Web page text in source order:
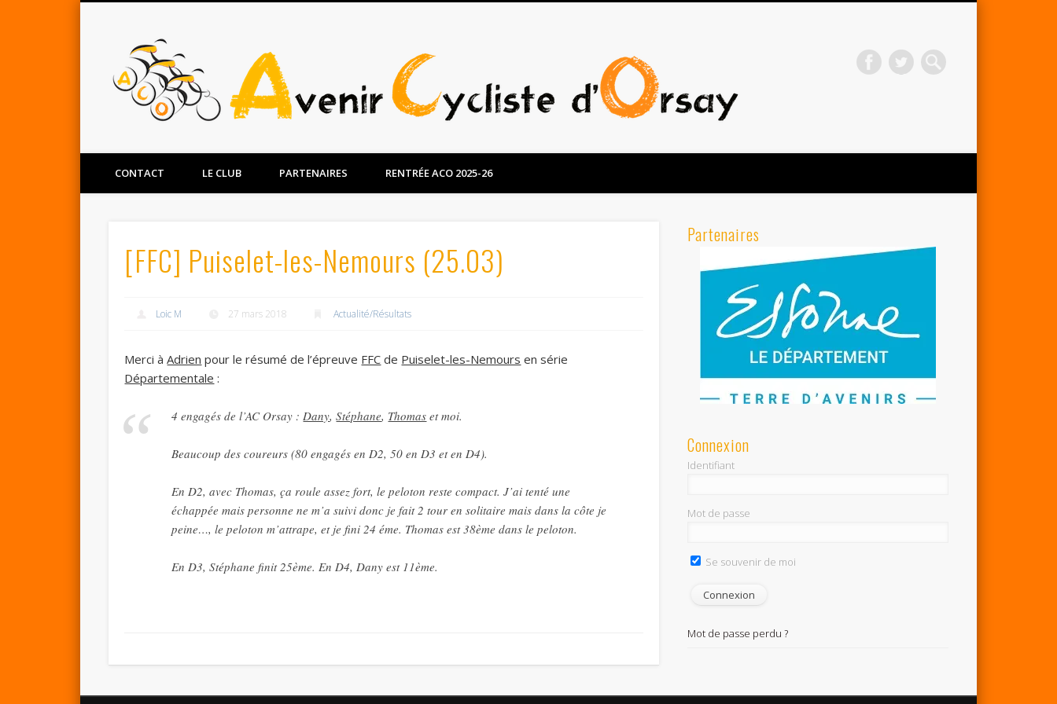
Avenir Cycliste d'Orsay
Twitter
CONTACT LE CLUB PARTENAIRES RENTRÉE ACO 2025-26
[FFC] Puiselet-les-Nemours (25.03)
Loic M 27 mars 2018 Actualité/Résultats
Merci àAdrien pour le résumé de l’épreuve FFC de Puiselet-les-Nemours en série
Départementale :
4 engagés de l’AC Orsay :Dany,Stéphane, Thomas et moi.
Beaucoup des coureurs (80 engagés en D2, 50 en D3 et en D4).
En D2, avec Thomas, ça roule assez fort, le peloton reste compact. J’ai tenté une
échappée mais personne ne m’a suivi donc je fait 2 tour en solitaire mais dans la côte je
peine…, le peloton m’attrape, et je fini 24 éme. Thomas est 38ème dans le peloton.
En D3, Stéphane finit 25ème. En D4, Dany est 11ème.
Partenaires
Connexion
Identifiant
Mot de passe
Se souvenir de moi
Mot de passe perdu ?